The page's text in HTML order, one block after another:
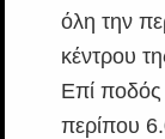
όλη την
κέντρου
Επί ποδός
περίπου